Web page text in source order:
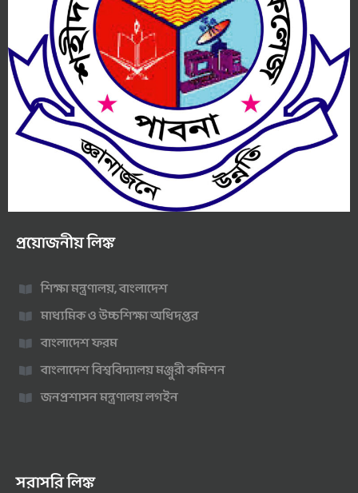
প্রয়োজনীয় লিঙ্ক
শিক্ষা মন্ত্রণালয়, বাংলাদেশ
মাধ্যমিক ও উচ্চশিক্ষা অধিদপ্তর
বাংলাদেশ ফরম
বাংলাদেশ বিশ্ববিদ্যালয় মঞ্জুরী কমিশন
জনপ্রশাসন মন্ত্রণালয় লগইন
সরাসরি লিঙ্ক